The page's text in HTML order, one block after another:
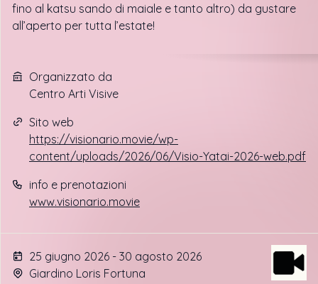
fino al katsu sando di maiale e tanto altro) da gustare
all’aperto per tutta l’estate!
Organizzato da
Centro Arti Visive
Sito web
https://visionario.movie/wp-
content/uploads/2026/06/Visio-Yatai-2026-web.pdf
info e prenotazioni
www.visionario.movie
25 giugno 2026 - 30 agosto 2026
Giardino Loris Fortuna